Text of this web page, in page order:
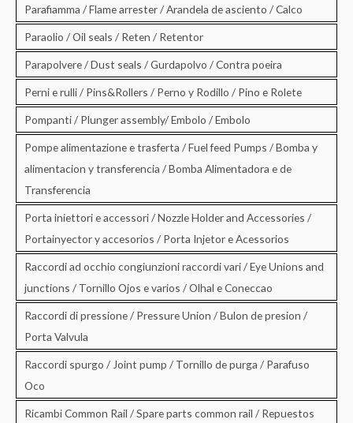
Parafiamma / Flame arrester / Arandela de asciento / Calco
Paraolio / Oil seals / Reten / Retentor
Parapolvere / Dust seals / Gurdapolvo / Contra poeira
Perni e rulli / Pins&Rollers / Perno y Rodillo / Pino e Rolete
Pompanti / Plunger assembly/ Embolo / Embolo
Pompe alimentazione e trasferta / Fuel feed Pumps / Bomba y
alimentacion y transferencia / Bomba Alimentadora e de
Transferencia
Porta iniettori e accessori / Nozzle Holder and Accessories /
Portainyector y accesorios / Porta Injetor e Acessorios
Raccordi ad occhio congiunzioni raccordi vari / Eye Unions and
junctions / Tornillo Ojos e varios / Olhal e Coneccao
Raccordi di pressione / Pressure Union / Bulon de presion /
Porta Valvula
Raccordi spurgo / Joint pump / Tornillo de purga / Parafuso
Oco
Ricambi Common Rail / Spare parts common rail / Repuestos